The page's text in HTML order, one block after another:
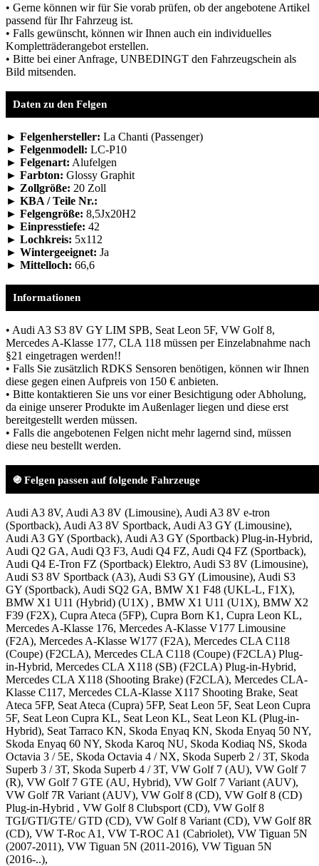
• Gerne können wir für Sie vorab prüfen, ob der angebotene Artikel
passend für Ihr Fahrzeug ist.
• Falls gewünscht, können wir Ihnen auch ein individuelles
Kompletträderangebot erstellen.
• Bitte bei einer Anfrage, UNBEDINGT den Fahrzeugschein als
Bild mitsenden.
Daten zu den Felgen
► Felgenhersteller: La Chanti (Passenger)
► Felgenmodell: LC-P10
► Felgenart: Alufelgen
► Farbton: Glossy Graphit
► Zollgröße: 20 Zoll
► KBA / Teile Nr.:
► Felgengröße: 8,5Jx20H2
► Einpresstiefe: 42
► Lochkreis: 5x112
► Wintergeeignet: Ja
► Mittelloch: 66,6
Informationen
• Audi A3 S3 8V GY LIM SPB, Seat Leon 5F, VW Golf 8,
Mercedes A-Klasse 177, CLA 118 müssen per Einzelabnahme nach
§21 eingetragen werden!!
• Falls Sie zusätzlich RDKS Sensoren benötigen, können wir Ihnen
diese gegen einen Aufpreis von 150 € anbieten.
• Bitte kontaktieren Sie uns vor einer Besichtigung oder Abholung,
da einige unserer Produkte im Außenlager liegen und diese erst
bereitgestellt werden müssen.
• Falls die angebotenen Felgen nicht mehr lagernd sind, müssen
diese neu bestellt werden.
֍ Felgen passen auf folgende Fahrzeuge
Audi A3 8V, Audi A3 8V (Limousine), Audi A3 8V e-tron
(Sportback), Audi A3 8V Sportback, Audi A3 GY (Limousine),
Audi A3 GY (Sportback), Audi A3 GY (Sportback) Plug-in-Hybrid,
Audi Q2 GA, Audi Q3 F3, Audi Q4 FZ, Audi Q4 FZ (Sportback),
Audi Q4 E-Tron FZ (Sportback) Elektro, Audi S3 8V (Limousine),
Audi S3 8V Sportback (A3), Audi S3 GY (Limousine), Audi S3
GY (Sportback), Audi SQ2 GA, BMW X1 F48 (UKL-L, F1X),
BMW X1 U11 (Hybrid) (U1X) , BMW X1 U11 (U1X), BMW X2
F39 (F2X), Cupra Ateca (5FP), Cupra Born K1, Cupra Leon KL,
Mercedes A-Klasse 176, Mercedes A-Klasse V177 Limousine
(F2A), Mercedes A-Klasse W177 (F2A), Mercedes CLA C118
(Coupe) (F2CLA), Mercedes CLA C118 (Coupe) (F2CLA) Plug-
in-Hybrid, Mercedes CLA X118 (SB) (F2CLA) Plug-in-Hybrid,
Mercedes CLA X118 (Shooting Brake) (F2CLA), Mercedes CLA-
Klasse C117, Mercedes CLA-Klasse X117 Shooting Brake, Seat
Ateca 5FP, Seat Ateca (Cupra) 5FP, Seat Leon 5F, Seat Leon Cupra
5F, Seat Leon Cupra KL, Seat Leon KL, Seat Leon KL (Plug-in-
Hybrid), Seat Tarraco KN, Skoda Enyaq KN, Skoda Enyaq 50 NY,
Skoda Enyaq 60 NY, Skoda Karoq NU, Skoda Kodiaq NS, Skoda
Octavia 3 / 5E, Skoda Octavia 4 / NX, Skoda Superb 2 / 3T, Skoda
Superb 3 / 3T, Skoda Superb 4 / 3T, VW Golf 7 (AU), VW Golf 7
(R), VW Golf 7 GTE (AU, Hybrid), VW Golf 7 Variant (AUV),
VW Golf 7R Variant (AUV), VW Golf 8 (CD), VW Golf 8 (CD)
Plug-in-Hybrid , VW Golf 8 Clubsport (CD), VW Golf 8
TGI/GTI/GTE/ GTD (CD), VW Golf 8 Variant (CD), VW Golf 8R
(CD), VW T-Roc A1, VW T-ROC A1 (Cabriolet), VW Tiguan 5N
(2007-2011), VW Tiguan 5N (2011-2016), VW Tiguan 5N
(2016-..),